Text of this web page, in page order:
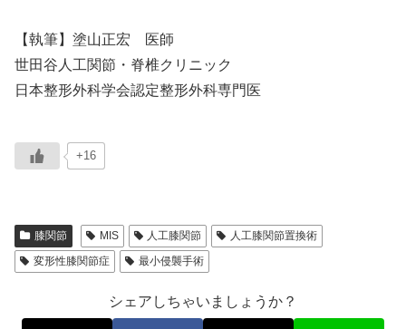
【執筆】塗山正宏 医師
世田谷人工関節・脊椎クリニック
日本整形外科学会認定整形外科専門医
+16
膝関節 MIS 人工膝関節
人工膝関節置換術
変形性膝関節症
最小侵襲手術
シェアしちゃいましょうか？